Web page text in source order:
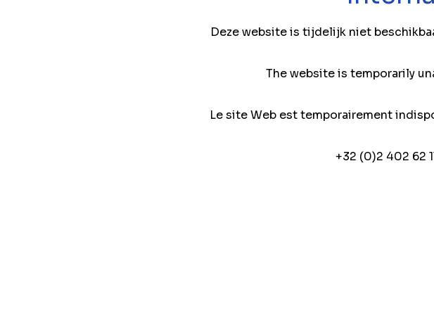
Deze website is tijdelijk niet
The website is temporarily
Le site Web est temporairement
+32 (0)2 402 62